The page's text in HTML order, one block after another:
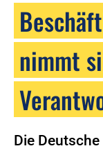
nimmt
Die